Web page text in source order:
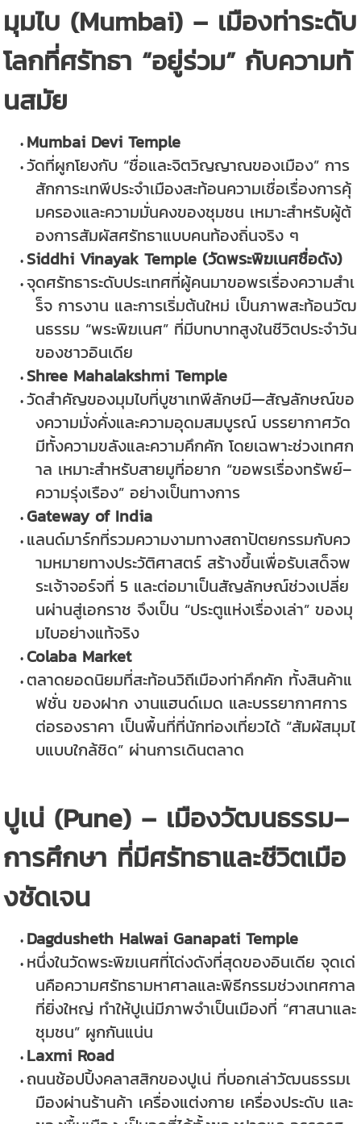
มุมไบ (Mumbai) – เมืองท่าระดับ
โลกที่ศรัทธา “อยู่ร่วม” กับความทั
นสมัย
Mumbai Devi Temple
วัดที่ผูกโยงกับ “ชื่อและจิตวิญญาณของเมือง” การ
สักการะเทพีประจำเมืองสะท้อนความเชื่อเรื่องการคุ้
มครองและความมั่นคงของชุมชน เหมาะสำหรับผู้ต้
องการสัมผัสศรัทธาแบบคนท้องถิ่นจริง ๆ
Siddhi Vinayak Temple (วัดพระพิฆเนศชื่อดัง)
จุดศรัทธาระดับประเทศที่ผู้คนมาขอพรเรื่องความสำเ
ร็จ การงาน และการเริ่มต้นใหม่ เป็นภาพสะท้อนวัฒ
นธรรม “พระพิฆเนศ” ที่มีบทบาทสูงในชีวิตประจำวัน
ของชาวอินเดีย
Shree Mahalakshmi Temple
วัดสำคัญของมุมไบที่บูชาเทพีลักษมี—สัญลักษณ์ขอ
งความมั่งคั่งและความอุดมสมบูรณ์ บรรยากาศวัด
มีทั้งความขลังและความคึกคัก โดยเฉพาะช่วงเทศก
าล เหมาะสำหรับสายมูที่อยาก “ขอพรเรื่องทรัพย์–
ความรุ่งเรือง” อย่างเป็นทางการ
Gateway of India
แลนด์มาร์กที่รวมความงามทางสถาปัตยกรรมกับคว
ามหมายทางประวัติศาสตร์ สร้างขึ้นเพื่อรับเสด็จพ
ระเจ้าจอร์จที่ 5 และต่อมาเป็นสัญลักษณ์ช่วงเปลี่ย
นผ่านสู่เอกราช จึงเป็น “ประตูแห่งเรื่องเล่า” ของมุ
มไบอย่างแท้จริง
Colaba Market
ตลาดยอดนิยมที่สะท้อนวิถีเมืองท่าคึกคัก ทั้งสินค้าแ
ฟชั่น ของฝาก งานแฮนด์เมด และบรรยากาศการ
ต่อรองราคา เป็นพื้นที่ที่นักท่องเที่ยวได้ “สัมผัสมุมไ
บแบบใกล้ชิด” ผ่านการเดินตลาด
ปูเน่ (Pune) – เมืองวัฒนธรรม–
การศึกษา ที่มีศรัทธาและชีวิตเมือ
งชัดเจน
Dagdusheth Halwai Ganapati Temple
หนึ่งในวัดพระพิฆเนศที่โด่งดังที่สุดของอินเดีย จุดเด่
นคือความศรัทธามหาศาลและพิธีกรรมช่วงเทศกาล
ที่ยิ่งใหญ่ ทำให้ปูเน่มีภาพจำเป็นเมืองที่ “ศาสนาและ
ชุมชน” ผูกกันแน่น
Laxmi Road
ถนนช้อปปิ้งคลาสสิกของปูเน่ ที่บอกเล่าวัฒนธรรมเ
มืองผ่านร้านค้า เครื่องแต่งกาย เครื่องประดับ และ